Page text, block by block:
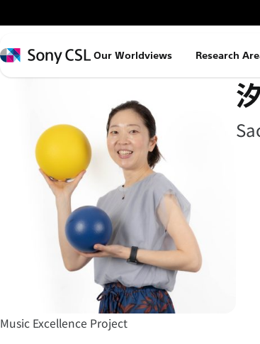
イ
ン
コ
Sony
Our Worldviews Research
Music Excellence Project